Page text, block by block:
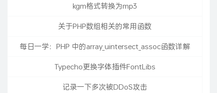
kgm格式转换为mp3
关于PHP数组相关的常用函数
每日一学：PHP 中的array_uintersect_assoc函数详解
Typecho更换字体插件FontLibs
记录一下多次被DDoS攻击